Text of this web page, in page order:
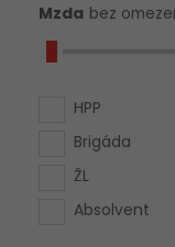
Mzda bez
HPP
Brigáda
ŽL
Absolvent